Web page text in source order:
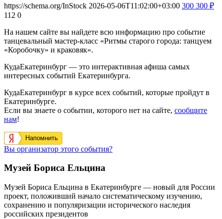
https://schema.org/InStock 2026-05-06T11:02:00+03:00 300 300 ₽
112 0
На нашем сайте вы найдете всю информацию про событие
танцевальный мастер-класс «Ритмы старого города: танцуем
«Коробочку» и краковяк».
КудаЕкатеринбург — это интерактивная афиша самых
интересных событий Екатеринбурга.
КудаЕкатеринбург в курсе всех событий, которые пройдут в
Екатеринбурге.
Если вы знаете о событии, которого нет на сайте, сообщите
нам!
Напомнить
Вы организатор этого события?
Музей Бориса Ельцина
Музей Бориса Ельцина в Екатеринбурге — новый для России
проект, положивший начало систематическому изучению,
сохранению и популяризации исторического наследия
российских президентов